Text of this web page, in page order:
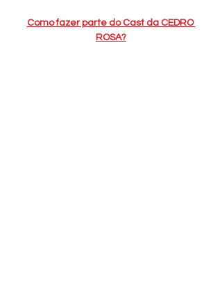
Como fazer parte do Cast da CEDRO
ROSA?